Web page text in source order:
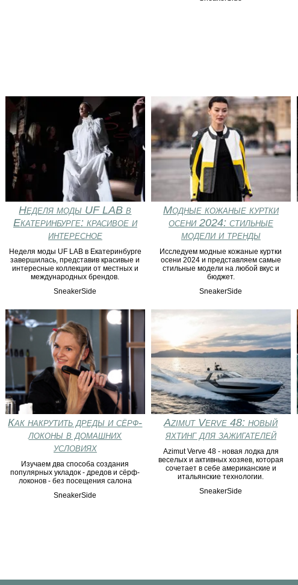
Неделя моды UF LAB в
Екатеринбурге: красивое и
интересное
Неделя моды UF LAB в Екатеринбурге
завершилась, представив красивые и
интересные коллекции от местных и
международных брендов.
SneakerSide
Модные кожаные куртки
осени 2024: стильные
модели и тренды
Исследуем модные кожаные куртки
осени 2024 и представляем самые
стильные модели на любой вкус и
бюджет.
SneakerSide
Как накрутить дреды и сёрф-
локоны в домашних
условиях
Изучаем два способа создания
популярных укладок - дредов и сёрф-
локонов - без посещения салона
SneakerSide
Azimut Verve 48: новый
яхтинг для зажигателей
Azimut Verve 48 - новая лодка для
веселых и активных хозяев, которая
сочетает в себе американские и
итальянские технологии.
SneakerSide